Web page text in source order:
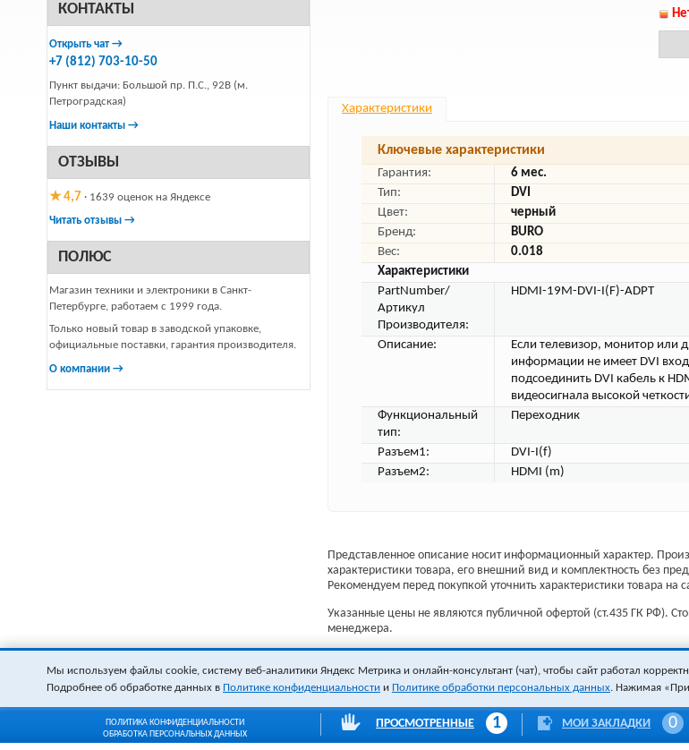
КОНТАКТЫ
Открыть чат →
+7 (812) 703-10-50
Пункт выдачи: Большой пр. П.С., 92В (м.
Петроградская)
Наши контакты →
ОТЗЫВЫ
★ 4,7 · 1639 оценок на Яндексе
Читать отзывы →
ПОЛЮС
Магазин техники и электроники в Санкт-
Петербурге, работаем с 1999 года.
Только новый товар в заводской упаковке,
официальные поставки, гарантия производителя.
О компании →
Характеристики
Ключевые характеристики
Гарантия:
6 мес.
Тип:
DVI
Цвет:
черный
Бренд:
BURO
Вес:
0.018
Характеристики
PartNumber/
Артикул
Производителя:
HDMI-19M-DVI-I(F)-ADPT
Описание:
Если телевизор, монитор или
информации не имеет DVI
подсоединить DVI кабель к
видеосигнала высокой
Функциональный
тип:
Переходник
Разъем1:
DVI-I(f)
Разъем2:
HDMI (m)
Представленное описание носит информационный характер.
характеристики товара, его внешний вид и комплектность без
Рекомендуем перед покупкой уточнить характеристики товара на
Указанные цены не являются публичной офертой (ст.435 ГК РФ).
менеджера.
ПОЛИТИКА КОНФИДЕНЦИАЛЬНОСТИ
ОБРАБОТКА ПЕРСОНАЛЬНЫХ ДАННЫХ
ПРОСМОТРЕННЫЕ 1 МОИ ЗАКЛАДКИ 0
Мы используем файлы cookie, систему веб-аналитики Яндекс Метрика и онлайн-консультант (чат), чтобы сайт работал
Подробнее об обработке данных в Политике конфиденциальности и Политике обработки персональных данных . Нажимая